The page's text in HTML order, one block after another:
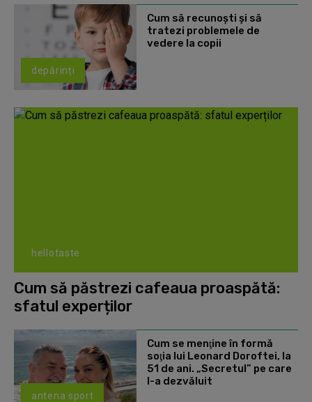
depărinți
Cum să recunoști și să
tratezi problemele de
vedere la copii
hellotaste
Cum să păstrezi cafeaua proaspătă:
sfatul experților
antena sport
Cum se menţine în formă
soţia lui Leonard Doroftei, la
51 de ani. „Secretul” pe care
l-a dezvăluit